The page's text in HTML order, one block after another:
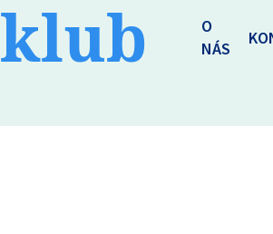
klub
O
NÁS